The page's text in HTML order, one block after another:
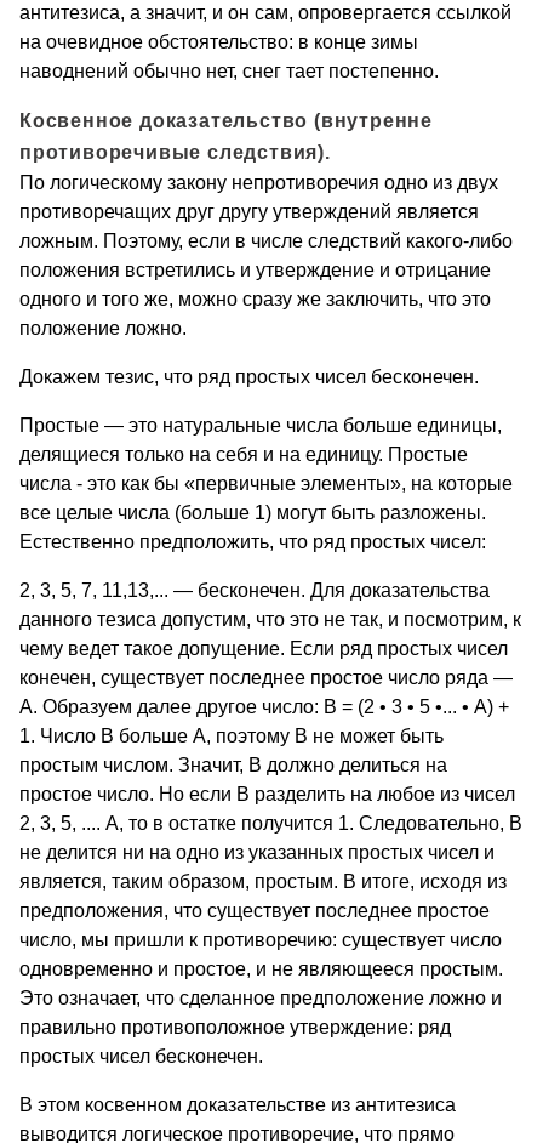
антитезиса, а зна­чит, и он сам, опровергается ссылкой
на очевидное обстоятельство: в конце зимы
наводнений обычно нет, снег тает постепенно.
Косвенное доказательство (внутренне
противоречивые следствия).
По логическому зако­ну непротиворечия одно из двух
противоречащих друг другу ут­верждений является
ложным. Поэтому, если в числе следствий ка­кого-либо
положения встретились и утверждение и отрицание
одного и того же, можно сразу же заключить, что это
положение ложно.
Докажем тезис, что ряд простых чисел бесконечен.
Простые — это натуральные числа больше единицы,
делящиеся только на себя и на единицу. Простые
числа - это как бы «первич­ные элементы», на которые
все целые числа (больше 1) могут быть разложены.
Естественно предположить, что ряд простых чисел:
2, 3, 5, 7, 11,13,... — бесконечен. Для доказательства
данного тезиса допустим, что это не так, и посмотрим, к
чему ведет такое допуще­ние. Если ряд простых чисел
конечен, существует последнее простое число ряда —
А. Образуем далее другое число: В = (2 • 3 • 5 •... • А) +
1. Число В больше А, поэтому В не может быть
простым числом. Зна­чит, В должно делиться на
простое число. Но если В разделить на любое из чисел
2, 3, 5, .... А, то в остатке получится 1. Следователь­но, В
не делится ни на одно из указанных простых чисел и
является, таким образом, простым. В итоге, исходя из
предположения, что существует последнее простое
число, мы пришли к противоречию: существует число
одновременно и простое, и не являющееся про­стым.
Это означает, что сделанное предположение ложно и
пра­вильно противоположное утверждение: ряд
простых чисел беско­нечен.
В этом косвенном доказательстве из антитезиса
выводится ло­гическое противоречие, что прямо